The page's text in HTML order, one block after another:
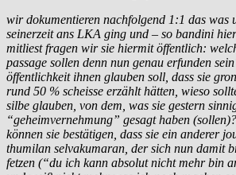
wir dokumentieren nachfolgend 1:1 das was
seinerzeit ans LKA ging und – so bandini
mitliest fragen wir sie hiermit öffentlich:
passage sollen denn nun genau erfunden
öffentlichkeit ihnen glauben soll, dass sie
rund 50 % scheisse erzählt hätten, wieso
silbe glauben, von dem, was sie gestern
“geheimvernehmung” gesagt haben
können sie bestätigen, dass sie ein anderer
thumilan selvakumaran, der sich nun damit
fetzen (“du ich kann absolut nicht mehr bin